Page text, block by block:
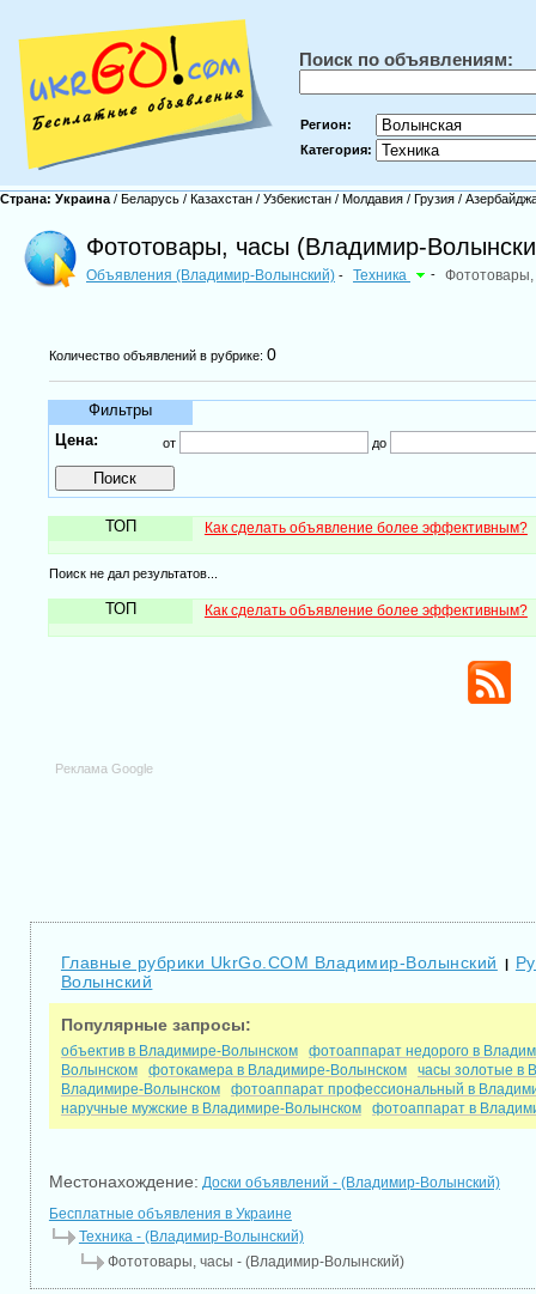
Поиск по объявлениям:
Регион:
Категория:
Страна: Украина / Беларусь / Казахстан / Узбекистан / Молдавия / Грузия /
Фототовары, часы (Владимир-
Объявления (Владимир-Волынский) - Техника -
Количество объявлений в рубрике: 0
Фильтры
Цена:
от до
ТОП Как сделать объявление более эффективным?
Поиск не дал результатов...
ТОП Как сделать объявление более эффективным?
Реклама Google
Главные рубрики UkrGo.COM Владимир-Волынский |
Волынский
Популярные запросы:
объектив в Владимире-Волынском
фотоаппарат недорого в
Волынском
фотокамера в Владимире-Волынском
часы золотые в
Владимире-Волынском
фотоаппарат профессиональный в
наручные мужские в Владимире-Волынском
фотоаппарат в
Местонахождение: Доски объявлений - (Владимир-Волынский)
Бесплатные объявления в Украине
Техника - (Владимир-Волынский)
Фототовары, часы - (Владимир-Волынский)